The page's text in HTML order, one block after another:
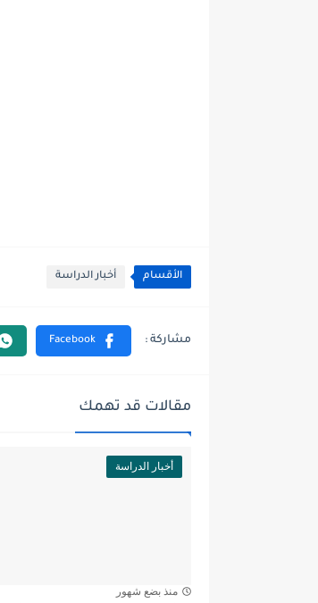
الأقسام أخبار الدراسة
مقالات قد تهمك
أخبار الدراسة
منذ بضع شهور